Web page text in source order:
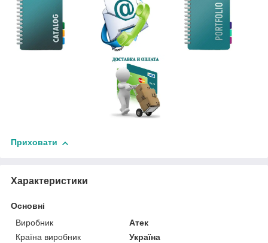
Приховати
Характеристики
Основні
Виробник
Атек
Країна виробник
Україна